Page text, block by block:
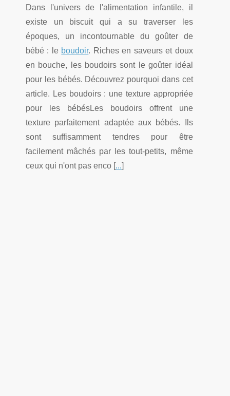
Dans l'univers de l'alimentation infantile, il
existe un biscuit qui a su traverser les
époques, un incontournable du goûter de
bébé : le boudoir. Riches en saveurs et doux
en bouche, les boudoirs sont le goûter idéal
pour les bébés. Découvrez pourquoi dans cet
article. Les boudoirs : une texture appropriée
pour les bébésLes boudoirs offrent une
texture parfaitement adaptée aux bébés. Ils
sont suffisamment tendres pour être
facilement mâchés par les tout-petits, même
ceux qui n'ont pas enco [...]